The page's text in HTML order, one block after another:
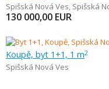
Spišská Nová Ves, Spišská
130 000,00 EUR
Koupě, byt 1+1, 1 m2
Spišská Nová Ves